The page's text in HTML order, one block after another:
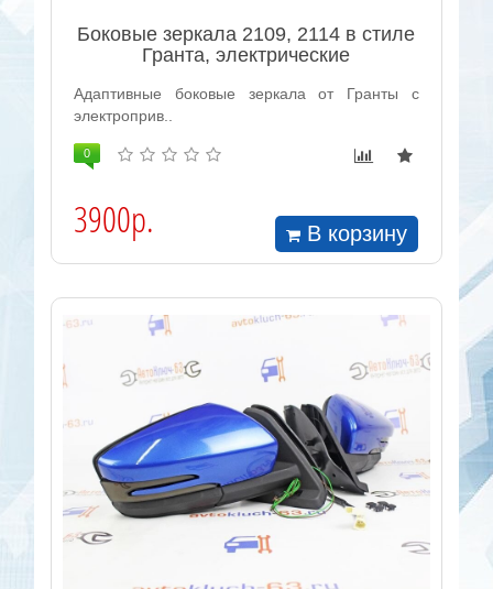
Боковые зеркала 2109, 2114 в стиле
Гранта, электрические
Адаптивные боковые зеркала от Гранты с
электроприв..
0
3900р. В корзину